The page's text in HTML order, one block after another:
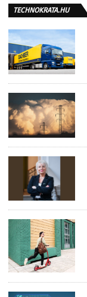
TECHNOKRATA.HU